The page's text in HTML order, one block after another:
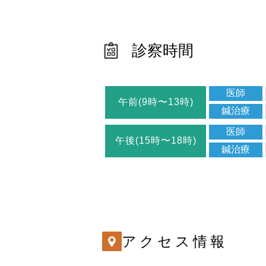
診察時間
午前(9時〜13時)
医師
鍼治療
午後(15時〜18時)
医師
鍼治療
アクセス情報